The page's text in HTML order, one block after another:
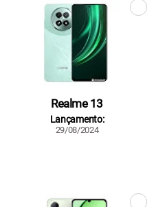
Realme 13
Lançamento:
29/08/2024